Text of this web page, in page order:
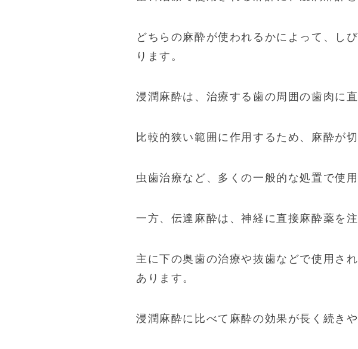
どちらの麻酔が使われるかによって、し
ります。
浸潤麻酔は、治療する歯の周囲の歯肉に
比較的狭い範囲に作用するため、麻酔が
虫歯治療など、多くの一般的な処置で使用
一方、伝達麻酔は、神経に直接麻酔薬を
主に下の奥歯の治療や抜歯などで使用さ
あります。
浸潤麻酔に比べて麻酔の効果が長く続き